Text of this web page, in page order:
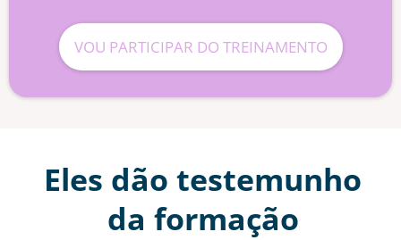
VOU PARTICIPAR DO TREINAMENTO
Eles dão testemunho
da formação